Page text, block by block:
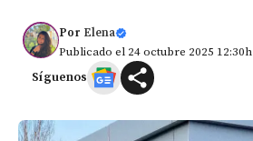
Por Elena
Publicado el 24 octubre 2025 12:30h
Síguenos